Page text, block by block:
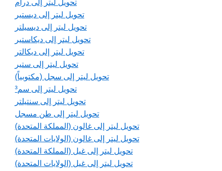
تحويل ليتر إلى درام
تحويل ليتر إلى ديستير
تحويل ليتر إلى ديسيلتر
تحويل ليتر إلى ديكاستير
تحويل ليتر إلى ديكالتر
تحويل ليتر إلى ستير
تحويل ليتر إلى سجل (مكتوبياً)
تحويل ليتر إلى سم³
تحويل ليتر إلى سنتيلتر
تحويل ليتر إلى طن مسجل
تحويل ليتر إلى غالون (المملكة المتحدة)
تحويل ليتر إلى غالون (الولايات المتحدة)
تحويل ليتر إلى غيل (المملكة المتحدة)
تحويل ليتر إلى غيل (الولايات المتحدة)